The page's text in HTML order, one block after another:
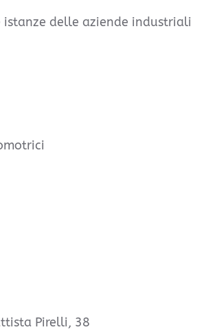
istanze delle aziende industriali
Pirelli, 38